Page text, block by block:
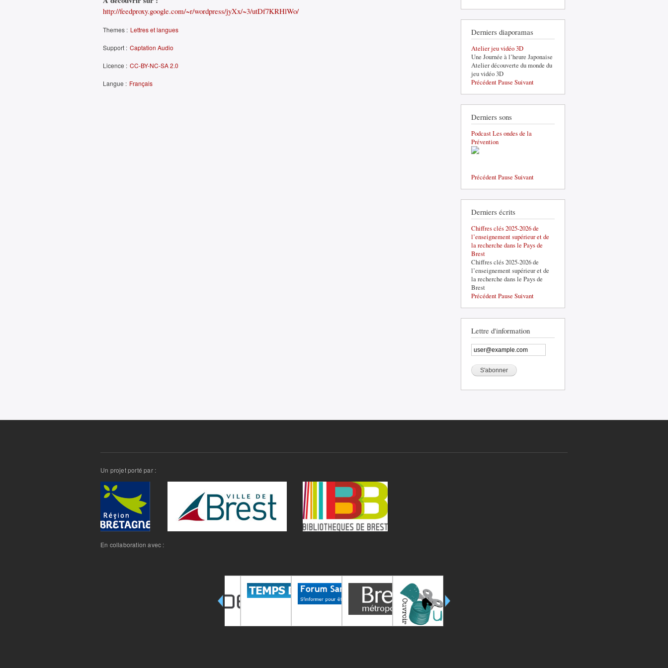
http://feedproxy.google.com/~r/wordpress/jyXx/~3/utDf7KRHlWo/
Themes : Lettres et langues
Support : Captation Audio
Licence : CC-BY-NC-SA 2.0
Langue : Français
Derniers diaporamas
Atelier jeu vidéo 3D
Une Journée à l’heure Japonaise
Atelier découverte du monde du
jeu vidéo 3D
PrécédentPause Suivant
Derniers sons
Podcast Les ondes de la
Prévention
PrécédentPause Suivant
Derniers écrits
Chiffres clés 2025-2026 de
l’enseignement supérieur et de
la recherche dans le Pays de
Brest
Chiffres clés 2025-2026 de
l’enseignement supérieur et de
la recherche dans le Pays de
Brest
La base de défense de Brest-
Lorient, un acteur structurant du
territoire
La base de défense de Brest-
Lorient, un acteur structurant du
territoire
PrécédentPause Suivant
Lettre d'information
Un projet porté par :
En collaboration avec :